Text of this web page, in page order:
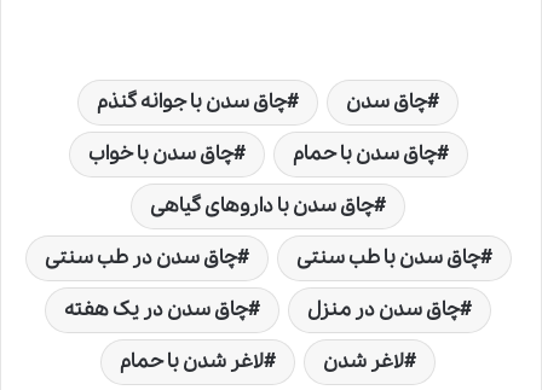
چاق سدن
چاق سدن با جوانه گنذم
چاق سدن با حمام
چاق سدن با خواب
چاق سدن با داروهای گیاهی
چاق سدن با طب سنتی
چاق سدن در طب سنتی
چاق سدن در منزل
چاق سدن در یک هفته
لاغر شدن
لاغر شدن با حمام